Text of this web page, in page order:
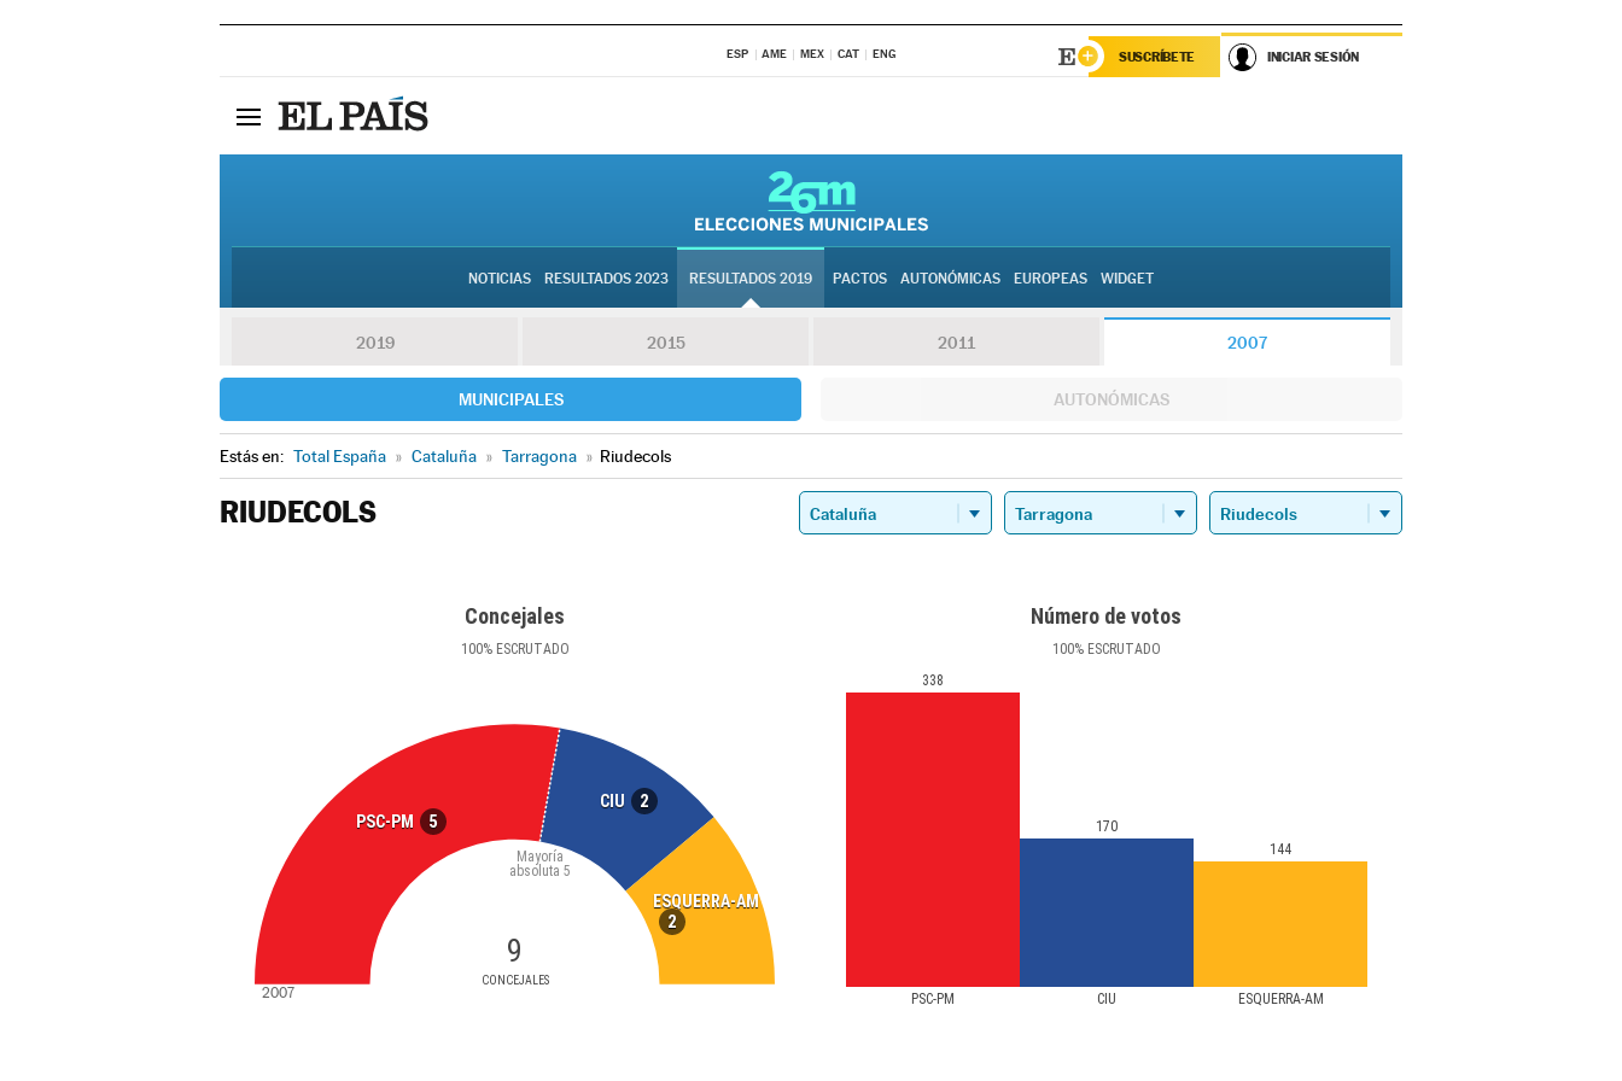
ESP AME MEX CAT ENG SUSCRÍBETE INICIAR SESIÓN
NOTICIAS RESULTADOS 2023 RESULTADOS 2019 PACTOS AUTONÓMICAS EUROPEAS WIDGET
2019 2015 2011 2007
MUNICIPALES AUTONÓMICAS
Estás en: Total España » Cataluña » Tarragona » Riudecols
RIUDECOLS
Concejales
100%ESCRUTADO
PSC-PM 5
CIU 2
ESQUERRA-AM
2
9
CONCEJALES
Mayoría
absoluta 5
2007
Número de votos
100%ESCRUTADO
PSC-PM CIU ESQUERRA-AM
338
170
144